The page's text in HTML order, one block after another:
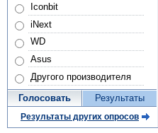
Iconbit
iNext
WD
Asus
Другого производителя
Голосовать Результаты
Результаты других опросов